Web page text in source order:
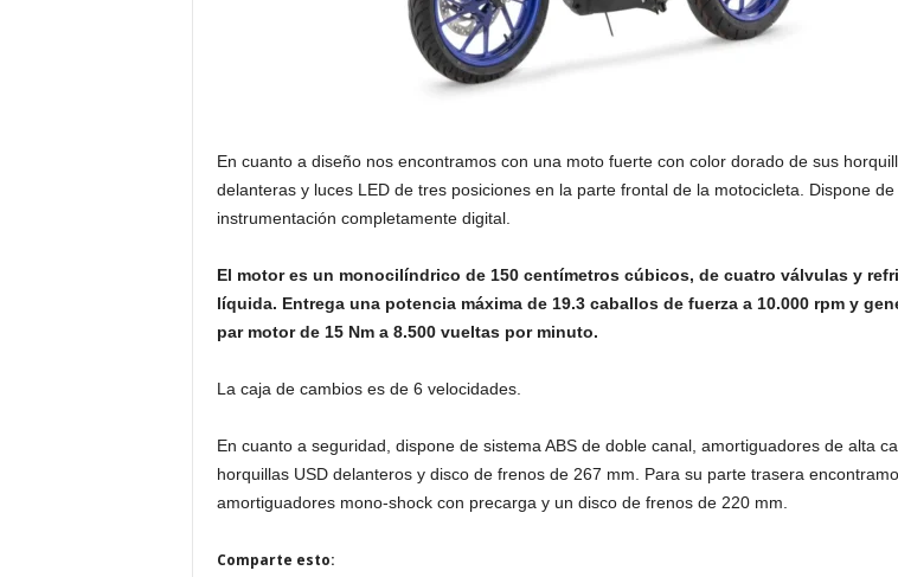
En cuanto a diseño nos encontramos con una moto fuerte con color dorado de sus
delanteras y luces LED de tres posiciones en la parte frontal de la motocicleta. Dispone
instrumentación completamente digital.
El motor es un monocilíndrico de 150 centímetros cúbicos, de cuatro válvulas y
líquida. Entrega una potencia máxima de 19.3 caballos de fuerza a 10.000 rpm y
par motor de 15 Nm a 8.500 vueltas por minuto.
La caja de cambios es de 6 velocidades.
En cuanto a seguridad, dispone de sistema ABS de doble canal, amortiguadores de alta
horquillas USD delanteros y disco de frenos de 267 mm. Para su parte trasera
amortiguadores mono-shock con precarga y un disco de frenos de 220 mm.
Comparte esto: